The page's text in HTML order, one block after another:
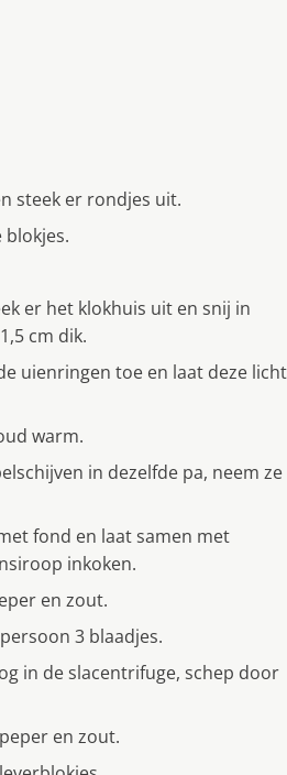
steek er rondjes uit.
blokjes.
er het klokhuis uit en snij in
cm dik.
uienringen toe en laat deze licht
warm.
in dezelfde pa, neem ze
fond en laat samen met
inkoken.
en zout.
3 blaadjes.
in de slacentrifuge, schep door
en zout.